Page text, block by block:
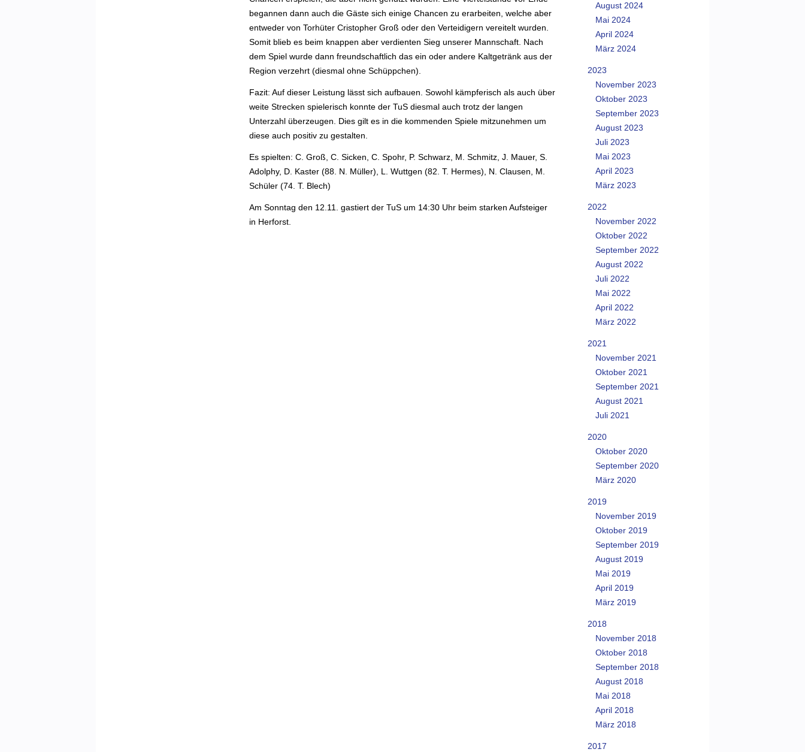
begannen dann auch die Gäste sich einige Chancen zu erarbeiten, welche aber
entweder von Torhüter Cristopher Groß oder den Verteidigern vereitelt wurden.
Somit blieb es beim knappen aber verdienten Sieg unserer Mannschaft. Nach
dem Spiel wurde dann freundschaftlich das ein oder andere Kaltgetränk aus der
Region verzehrt (diesmal ohne Schüppchen).
Fazit: Auf dieser Leistung lässt sich aufbauen. Sowohl kämpferisch als auch über
weite Strecken spielerisch konnte der TuS diesmal auch trotz der langen
Unterzahl überzeugen. Dies gilt es in die kommenden Spiele mitzunehmen um
diese auch positiv zu gestalten.
Es spielten: C. Groß, C. Sicken, C. Spohr, P. Schwarz, M. Schmitz, J. Mauer, S.
Adolphy, D. Kaster (88. N. Müller), L. Wuttgen (82. T. Hermes), N. Clausen, M.
Schüler (74. T. Blech)
Am Sonntag den 12.11. gastiert der TuS um 14:30 Uhr beim starken Aufsteiger
in Herforst.
August 2024
Mai 2024
April 2024
März 2024
2023
November 2023
Oktober 2023
September 2023
August 2023
Juli 2023
Mai 2023
April 2023
März 2023
2022
November 2022
Oktober 2022
September 2022
August 2022
Juli 2022
Mai 2022
April 2022
März 2022
2021
November 2021
Oktober 2021
September 2021
August 2021
Juli 2021
2020
Oktober 2020
September 2020
März 2020
2019
November 2019
Oktober 2019
September 2019
August 2019
Mai 2019
April 2019
März 2019
2018
November 2018
Oktober 2018
September 2018
August 2018
Mai 2018
April 2018
März 2018
2017